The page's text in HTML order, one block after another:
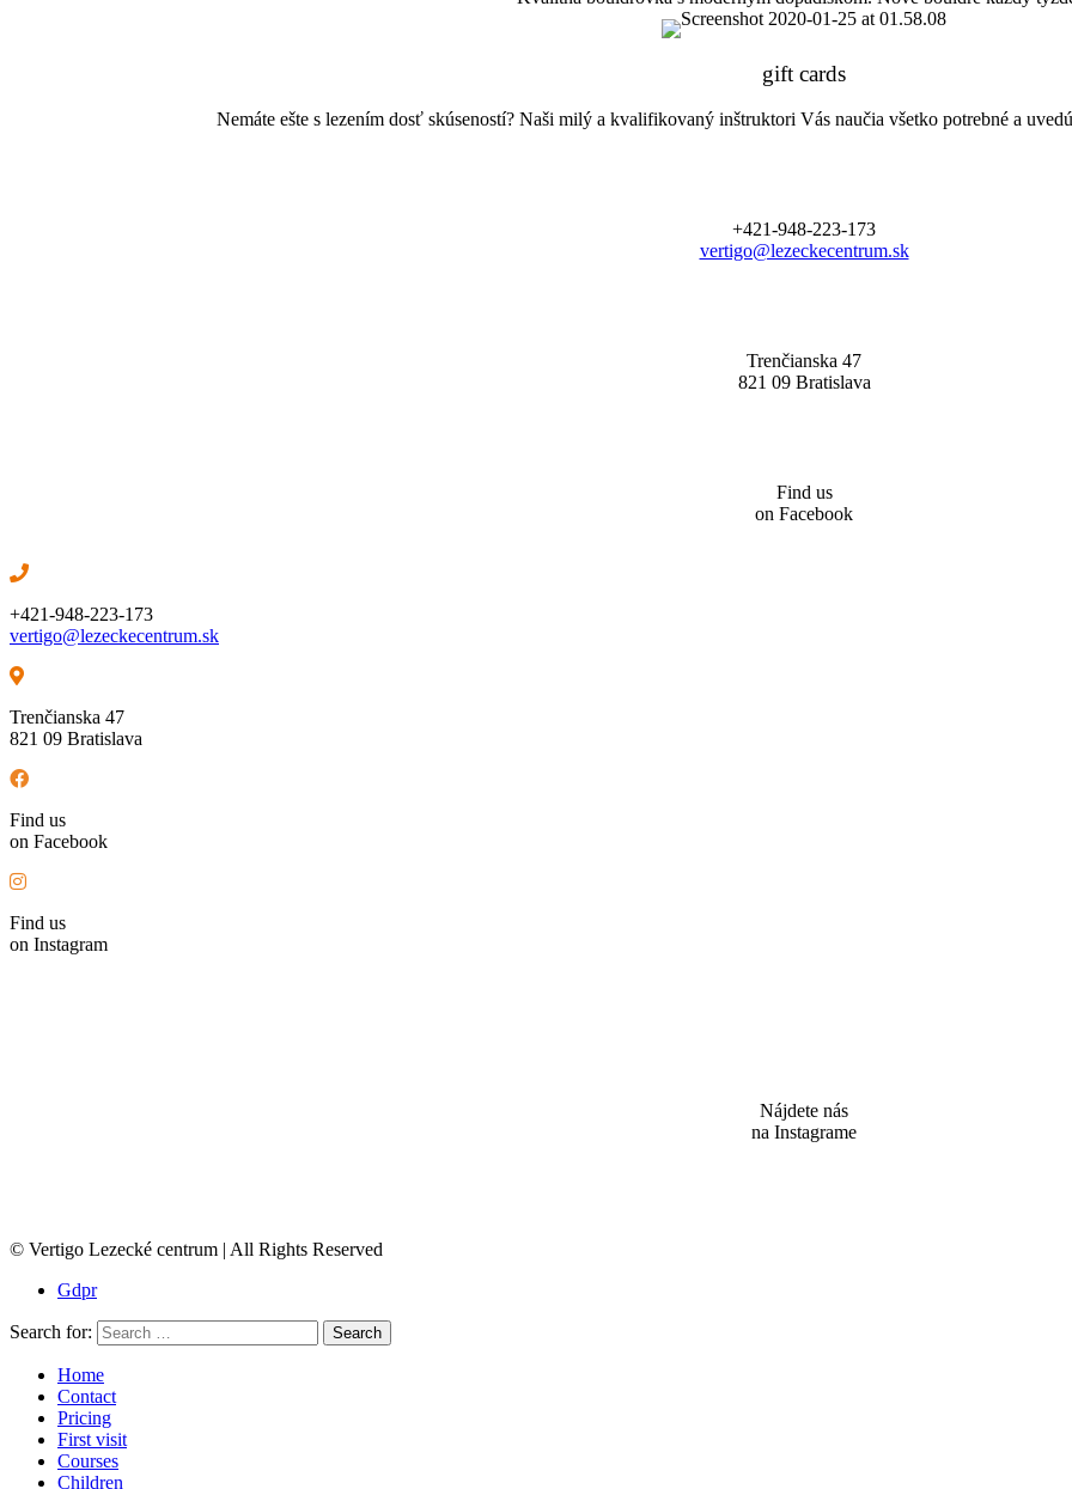
gift cards
Nemáte ešte s lezením dosť skúseností? Naši milý a kvalifikovaný inštruktori Vás naučia všetko potrebné a
+421-948-223-173
vertigo@lezeckecentrum.sk
Trenčianska 47
821 09 Bratislava
Find us
on Facebook
+421-948-223-173
vertigo@lezeckecentrum.sk
Trenčianska 47
821 09 Bratislava
Find us
on Facebook
Find us
on Instagram
Nájdete nás
na Instagrame
© Vertigo Lezecké centrum | All Rights Reserved
Gdpr
Search for: Search
Home
Contact
Pricing
First visit
Courses
Children